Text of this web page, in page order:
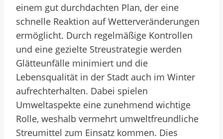
einem gut durchdachten Plan, der eine
schnelle Reaktion auf Wetterveränderungen
ermöglicht. Durch regelmäßige Kontrollen
und eine gezielte Streustrategie werden
Glätteunfälle minimiert und die
Lebensqualität in der Stadt auch im Winter
aufrechterhalten. Dabei spielen
Umweltaspekte eine zunehmend wichtige
Rolle, weshalb vermehrt umweltfreundliche
Streumittel zum Einsatz kommen. Dies